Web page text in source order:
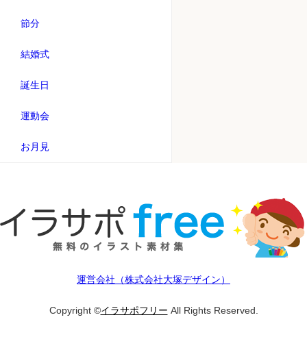
節分
結婚式
誕生日
運動会
お月見
運営会社（株式会社大塚デザイン）
Copyright ©イラサポフリー All Rights Reserved.